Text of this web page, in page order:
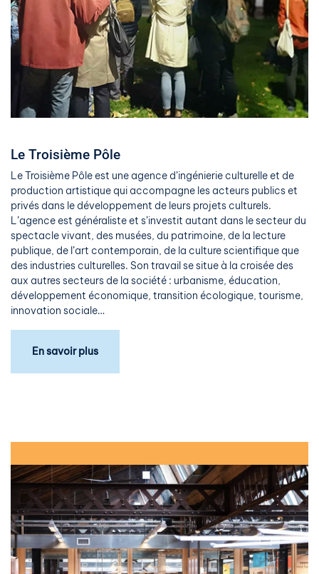
Le Troisième Pôle
Le Troisième Pôle est une agence d’ingénierie culturelle et de
production artistique qui accompagne les acteurs publics et
privés dans le développement de leurs projets culturels.
L’agence est généraliste et s’investit autant dans le secteur du
spectacle vivant, des musées, du patrimoine, de la lecture
publique, de l’art contemporain, de la culture scientifique que
des industries culturelles. Son travail se situe à la croisée des
aux autres secteurs de la société : urbanisme, éducation,
développement économique, transition écologique, tourisme,
innovation sociale…
En savoir plus